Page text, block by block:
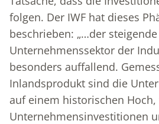
folgen. Der IWF hat dieses
beschrieben: „…der
Unternehmenssektor der
besonders auffallend.
Inlandsprodukt sind die
auf einem historischen
Unternehmensinvestitionen